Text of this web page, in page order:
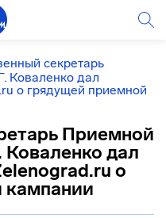
секретарь
Коваленко дал
о грядущей приемной
Приемной
дал
о
кампании